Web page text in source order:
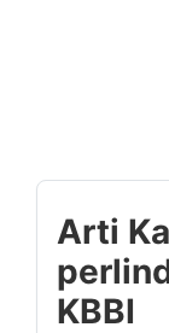
Arti
KBBI